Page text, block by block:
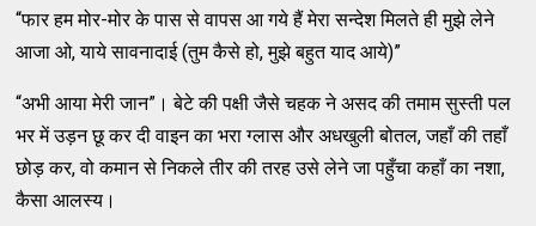
“फार हम मोर-मोर के पास से वापस आ गये हैं मेरा सन्‍देश मिलते ही मुझे लेने
आजा ओ, याये सावनादाई (तुम कैसे हो, मुझे बहुत याद आये)”
“अभी आया मेरी जान”। बेटे की पक्षी जैसे चहक ने असद की तमाम सुस्‍ती पल
भर में उड़न छू कर दी वाइन का भरा ग्‍लास और अधखुली बोतल, जहाँ की तहाँ
छोड़ कर, वो कमान से निकले तीर की तरह उसे लेने जा पहुँचा कहाँ का नशा,
कैसा आलस्‍य।